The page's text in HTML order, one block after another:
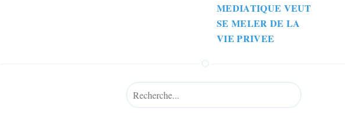
MEDIATIQUE VEUT
SE MELER DE LA
VIE PRIVEE